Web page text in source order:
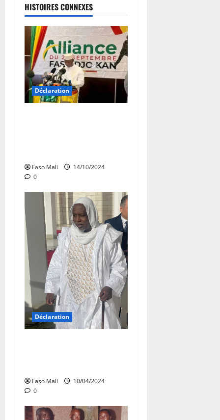
HISTOIRES CONNEXES
Déclaration
Faso Mali
14/10/2024
0
Déclaration
Faso Mali
10/04/2024
0